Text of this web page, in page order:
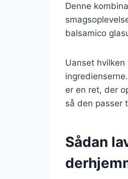
Denne
balsamico
Uanset
er en ret, der
så den passer
Sådan